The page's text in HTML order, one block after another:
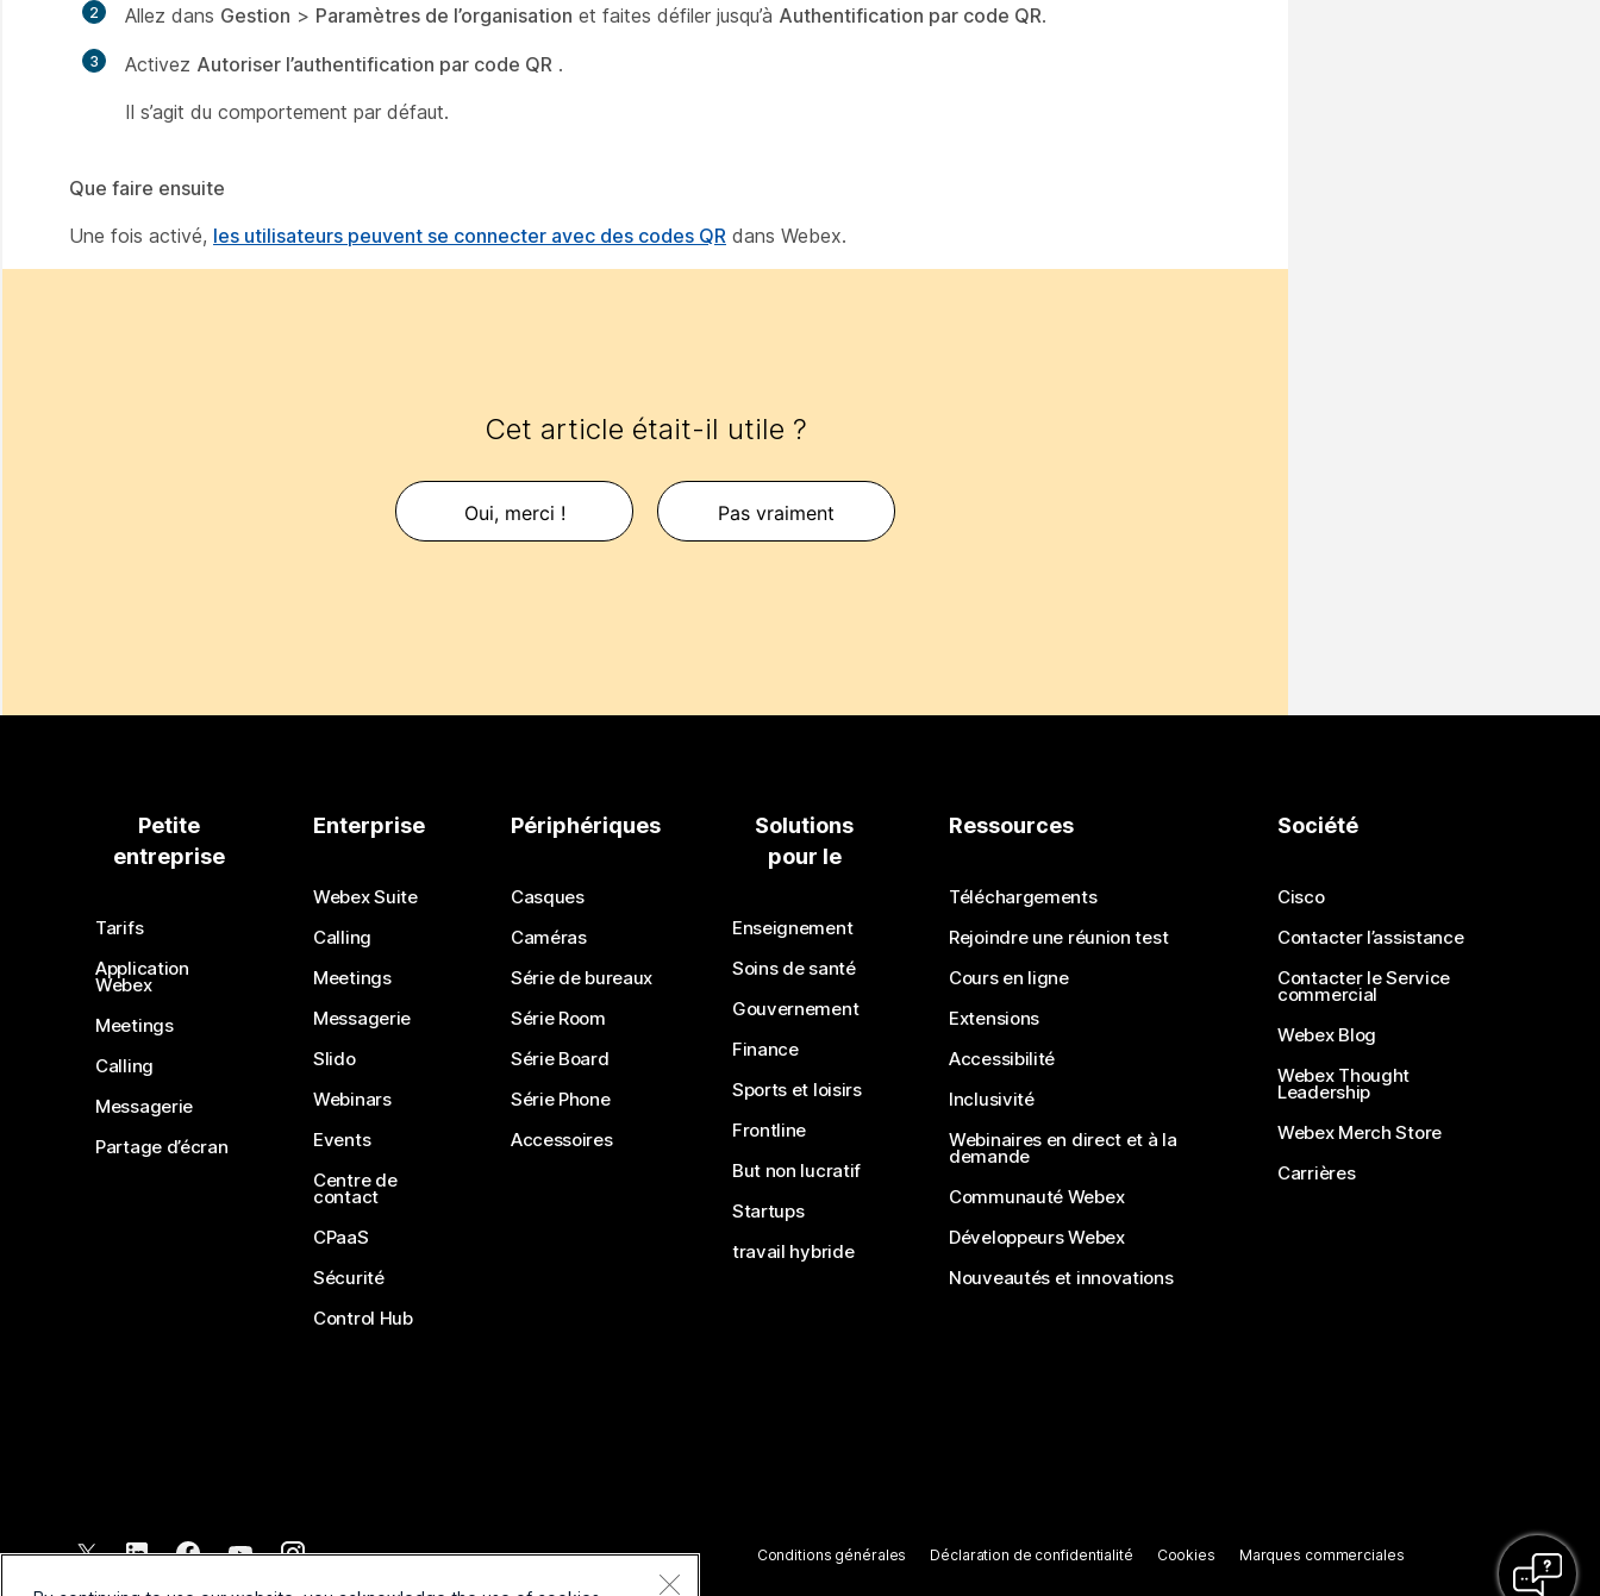
2 Allez dans Gestion > Paramètres de l’organisation et faites défiler jusqu’à Authentification par code QR.
3 Activez Autoriser l’authentification par code QR .
Il s’agit du comportement par défaut.
Que faire ensuite
Une fois activé, les utilisateurs peuvent se connecter avec des codes QR dans Webex.
Cet article était-il utile ?
Oui, merci ! Pas vraiment
Petite
entreprise
Tarifs
Application
Webex
Meetings
Calling
Messagerie
Partage d’écran
Enterprise
Webex Suite
Calling
Meetings
Messagerie
Slido
Webinars
Events
Centre de
contact
CPaaS
Sécurité
Control Hub
Périphériques
Casques
Caméras
Série de bureaux
Série Room
Série Board
Série Phone
Accessoires
Solutions
pour le
Enseignement
Soins de santé
Gouvernement
Finance
Sports et loisirs
Frontline
But non lucratif
Startups
travail hybride
Ressources
Téléchargements
Rejoindre une réunion test
Cours en ligne
Extensions
Accessibilité
Inclusivité
Webinaires en direct et à la
demande
Communauté Webex
Développeurs Webex
Nouveautés et innovations
Société
Cisco
Contacter l’assistance
Contacter le Service
commercial
Webex Blog
Webex Thought
Leadership
Webex Merch Store
Carrières
2026 Cisco et/ou ses affiliés. Tous droits réservés.
Conditions générales Déclaration de confidentialité Cookies Marques commerciales